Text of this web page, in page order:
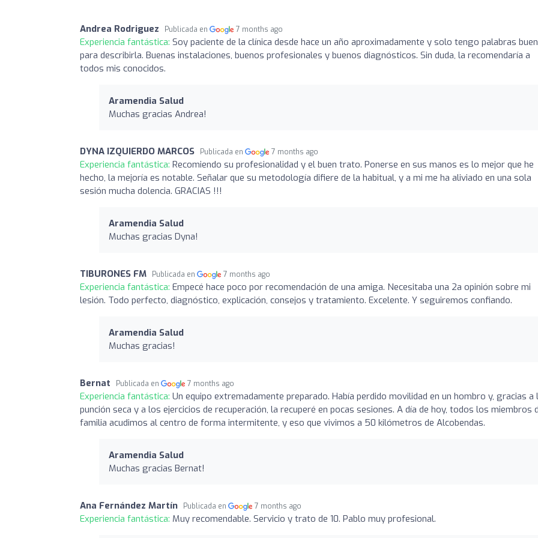
Andrea Rodriguez Publicada en 7 months ago
Experiencia fantástica: Soy paciente de la clínica desde hace un año aproximadamente y solo tengo palabras
para describirla. Buenas instalaciones, buenos profesionales y buenos diagnósticos. Sin duda, la recomendaría a
todos mis conocidos.
Aramendia Salud
Muchas gracias Andrea!
DYNA IZQUIERDO MARCOS Publicada en 7 months ago
Experiencia fantástica: Recomiendo su profesionalidad y el buen trato. Ponerse en sus manos es lo mejor que he
hecho, la mejoría es notable. Señalar que su metodología difiere de la habitual, y a mi me ha aliviado en una sola
sesión mucha dolencia. GRACIAS !!!
Aramendia Salud
Muchas gracias Dyna!
TIBURONES FM Publicada en 7 months ago
Experiencia fantástica: Empecé hace poco por recomendación de una amiga. Necesitaba una 2a opinión sobre mi
lesión. Todo perfecto, diagnóstico, explicación, consejos y tratamiento. Excelente. Y seguiremos confiando.
Aramendia Salud
Muchas gracias!
Bernat Publicada en 7 months ago
Experiencia fantástica: Un equipo extremadamente preparado. Había perdido movilidad en un hombro y, gracias a
punción seca y a los ejercicios de recuperación, la recuperé en pocas sesiones. A día de hoy, todos los miembros
familia acudimos al centro de forma intermitente, y eso que vivimos a 50 kilómetros de Alcobendas.
Aramendia Salud
Muchas gracias Bernat!
Ana Fernández Martín Publicada en 7 months ago
Experiencia fantástica: Muy recomendable. Servicio y trato de 10. Pablo muy profesional.